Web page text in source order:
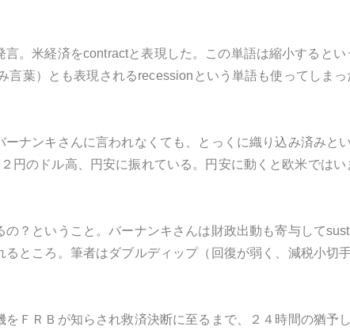
。米経済をcontractと表現した。この単語は縮小するとい
言葉）とも表現されるrecessionという単語も使ってしま
ナンキさんに言われなくても、とっくに織り込み済みと
円のドル高、円安に振れている。円安に動くと欧米ではい
？ということ。バーナンキさんは財政出動も寄与して
ところ。筆者はダブルディップ（回復が弱く、減税小切
ＦＲＢが知らされ救済決断に至るまで、２４時間の猶予